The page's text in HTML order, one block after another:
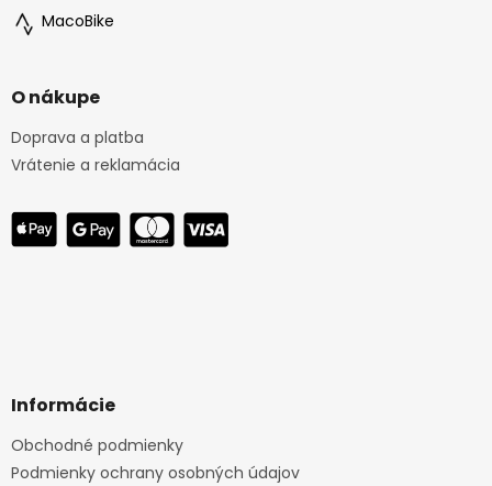
MacoBike
O nákupe
Doprava a platba
Vrátenie a reklamácia
Informácie
Obchodné podmienky
Podmienky ochrany osobných údajov